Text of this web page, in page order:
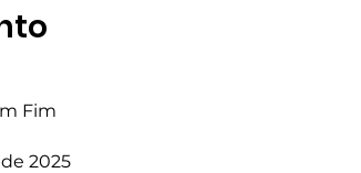
Fim
2025